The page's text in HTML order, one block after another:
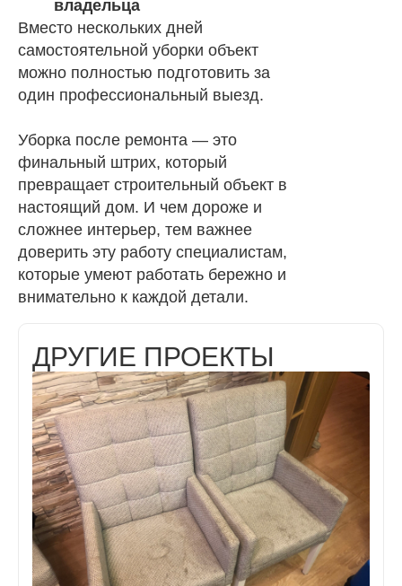
владельца
Вместо нескольких дней
самостоятельной уборки объект
можно полностью подготовить за
один профессиональный выезд.
Уборка после ремонта — это
финальный штрих, который
превращает строительный объект в
настоящий дом. И чем дороже и
сложнее интерьер, тем важнее
доверить эту работу специалистам,
которые умеют работать бережно и
внимательно к каждой детали.
ДРУГИЕ ПРОЕКТЫ